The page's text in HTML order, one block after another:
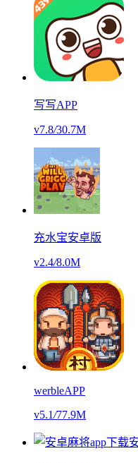
写写APP
v7.8/30.7M
充水宝安卓版
v2.4/8.0M
werbleAPP
v5.1/77.9M